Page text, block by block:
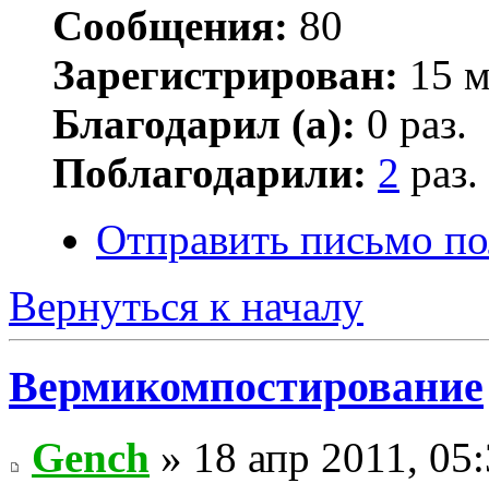
Сообщения: 80
Зарегистрирован: 15
Благодарил (а): 0 раз.
Поблагодарили: 2 раз.
Отправить письмо
Вернуться к началу
Вермикомпостирование
Gench » 18 апр 2011,